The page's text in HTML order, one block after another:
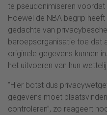
te pseudonimiseren
Hoewel de NBA begrip
gedachte van
beroepsorganisatie toe dat
originele gegevens kunnen
het uitvoeren van hun
“Hier botst dus
gegevens moet
controleren”, zo reageert